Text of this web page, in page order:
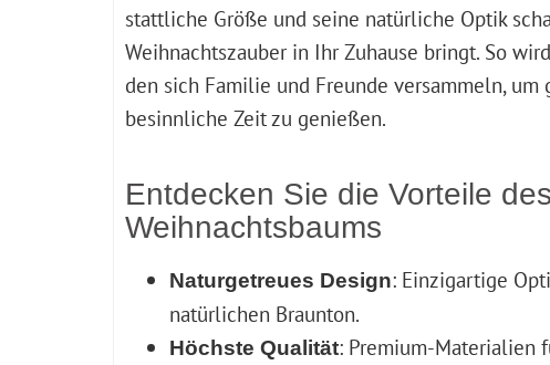
stattliche Größe und seine natürliche Optik
Weihnachtszauber in Ihr Zuhause bringt. So
den sich Familie und Freunde versammeln,
besinnliche Zeit zu genießen.
Entdecken Sie die Vorteile
Weihnachtsbaums
Naturgetreues Design: Einzigartige
natürlichen Braunton.
Höchste Qualität: Premium-Materialien